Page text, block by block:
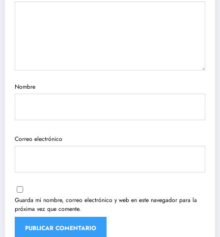
Nombre
Correo electrónico
Guarda mi nombre, correo electrónico y web en este navegador para la
próxima vez que comente.